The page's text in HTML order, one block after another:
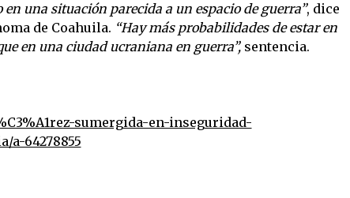
una situación parecida a un espacio de guerra”, dice
de Coahuila. “Hay más probabilidades de estar en
en una ciudad ucraniana en guerra”,sentencia.
sumergida-en-inseguridad-
a-64278855